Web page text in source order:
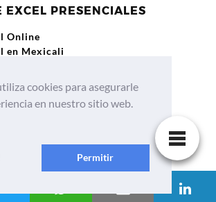
EXCEL PRESENCIALES
Online
en Mexicali
en Culiacan
de Excel Online
cookies para asegurarle
en nuestro sitio web.
Permitir